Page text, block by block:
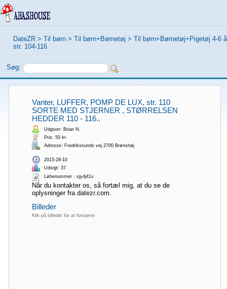
DateZR > Til børn > Til børn+Børnetøj > Til børn+Børnetøj+Pigetøj 4-6
str. 104-116
Søg:
Vanter, LUFFER, POMP DE LUX, str. 110
SORTE MED STJERNER , STØRRELSEN
HEDDER 110 - 116..
Udgiver: Brian N.
Pris: 50 kr.
Adresse: Fredrikssunds vej 2700 Brønshøj
2015-28-10
Udsigt: 37
Løbenummer：xjy4j41x
Når du kontakter os, så fortæl mig, at du se de
oplysninger fra datezr.com.
Billeder
Klik på billedet for at forstørre